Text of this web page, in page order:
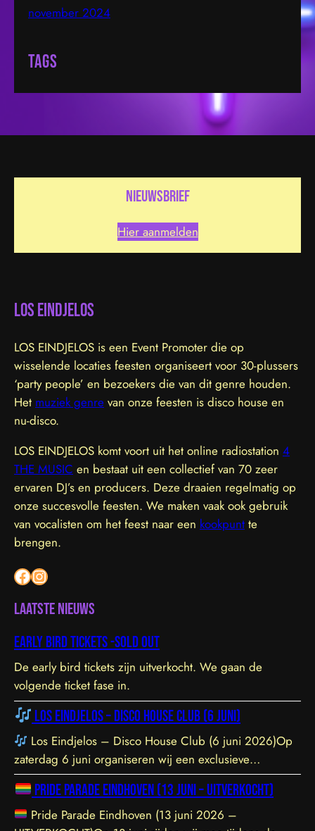
november 2024
Tags
nieuwsbrief
Hier aanmelden
LOS EINDJELOS
LOS EINDJELOS is een Event Promoter die op
wisselende locaties feesten organiseert voor 30-plussers
‘party people’ en bezoekers die van dit genre houden.
Het muziek genre van onze feesten is disco house en
nu-disco.
LOS EINDJELOS komt voort uit het online radiostation 4
THE MUSIC en bestaat uit een collectief van 70 zeer
ervaren DJ’s en producers. Deze draaien regelmatig op
onze succesvolle feesten. We maken vaak ook gebruik
van vocalisten om het feest naar een kookpunt te
brengen.
Facebook Instagram
Laatste nieuws
Early bird tickets -sold out
De early bird tickets zijn uitverkocht. We gaan de
volgende ticket fase in.
Los Eindjelos – Disco House Club (6 juni)
Los Eindjelos – Disco House Club (6 juni 2026)Op
zaterdag 6 juni organiseren wij een exclusieve
clubavond van 20:30 tot 01:30 in een sfeervolle, intieme
locatie aan de Hofstraat 85b in Eindhoven. De venue is
prachtig ingericht en staat garant voor een geweldige
Pride Parade Eindhoven (13 juni – UITVERKOCHT)
Pride Parade Eindhoven (13 juni 2026 –